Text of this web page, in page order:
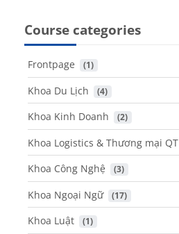
Course categories
Frontpage (1)
Khoa Du Lịch (4)
Khoa Kinh Doanh (2)
Khoa Logistics & Thương mại QT
Khoa Công Nghệ (3)
Khoa Ngoại Ngữ (17)
Khoa Luật (1)